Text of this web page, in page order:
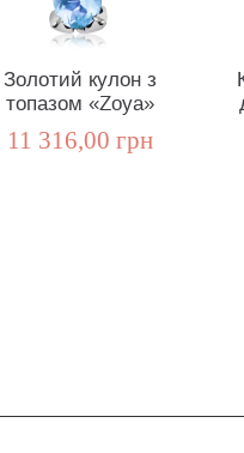
Золотий кулон з
топазом «Zoya»
11 316,00 грн